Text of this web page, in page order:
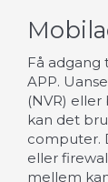
Få adgang
APP.
(NVR)
kan det
computer.
eller
mellem